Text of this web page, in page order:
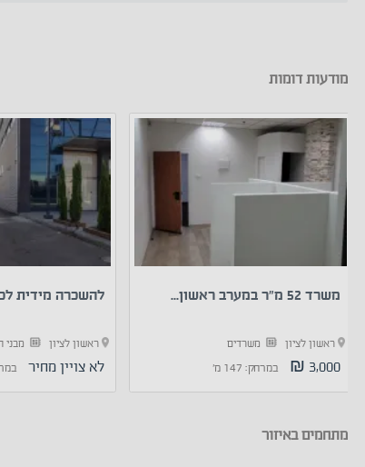
מודעות דומות
משרד 52 מ”ר במערב ראשון...
ראשון לציון משרדים
3,000 ₪ במרחק: 147 מ'
להשכרה מידית
ראשון לציון מבני
לא צויין מחיר
מתחמים באיזור